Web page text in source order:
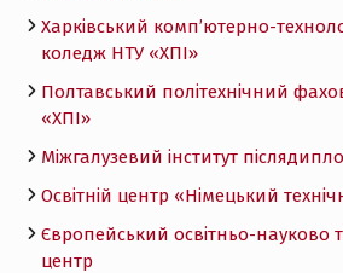
Харківський комп’ютерно-
коледж НТУ «ХПI»
Полтавський політехнічний
«ХПI»
Міжгалузевий інститут
Освітній центр «Німецький
Європейський освітньо-науково
центр